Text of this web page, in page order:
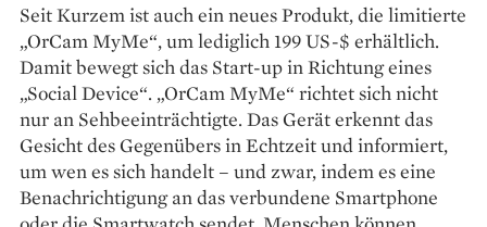
Seit Kurzem ist auch ein neues Produkt, die limitierte
„OrCam MyMe“, um lediglich 199 US-$ erhältlich.
Damit bewegt sich das Start-up in Richtung eines
„Social Device“. „OrCam MyMe“ richtet sich nicht
nur an Sehbeeinträchtigte. Das Gerät erkennt das
Gesicht des Gegenübers in Echtzeit und informiert,
um wen es sich handelt – und zwar, indem es eine
Benachrichtigung an das verbundene Smartphone